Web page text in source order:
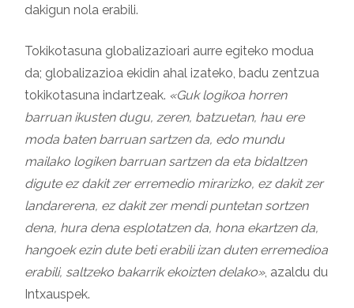
dakigun nola erabili.
Tokikotasuna globalizazioari aurre egiteko modua
da; globalizazioa ekidin ahal izateko, badu zentzua
tokikotasuna indartzeak. «Guk logikoa horren
barruan ikusten dugu, zeren, batzuetan, hau ere
moda baten barruan sartzen da, edo mundu
mailako logiken barruan sartzen da eta bidaltzen
digute ez dakit zer erremedio mirarizko, ez dakit zer
landarerena, ez dakit zer mendi puntetan sortzen
dena, hura dena esplotatzen da, hona ekartzen da,
hangoek ezin dute beti erabili izan duten erremedioa
erabili, saltzeko bakarrik ekoizten delako», azaldu du
Intxauspek.